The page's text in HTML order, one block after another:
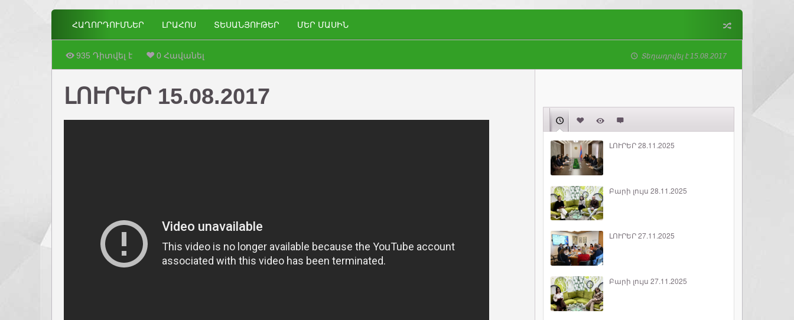
ՀԱՂՈՐԴՈՒՄՆԵՐ ԼՐԱՀՈՍ ՏԵՍԱՆՅՈՒԹԵՐ ՄԵՐ ՄԱՍԻՆ
935 Դիտվել է 0 Հավանել Տեղադրվել է 15.08.2017
ԼՈՒՐԵՐ 15.08.2017
ԼՈՒՐԵՐ 28.11.2025
Բարի լույս 28.11.2025
ԼՈՒՐԵՐ 27.11.2025
Բարի լույս 27.11.2025